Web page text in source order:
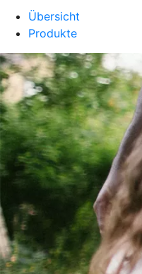
Übersicht
Produkte